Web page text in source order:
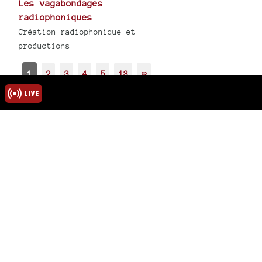
Les vagabondages
radiophoniques
Création radiophonique et
productions
1 2 3 4 5 13 ∞